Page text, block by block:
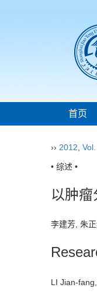
首页
›› 2012
• 综述 •
以肿
李建芳, 朱
LI Jian-